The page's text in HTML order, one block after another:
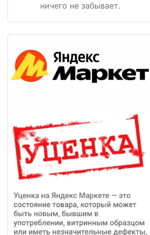
ничего не забывает.